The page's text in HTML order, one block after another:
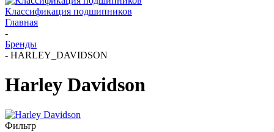
Классификация подшипников
Главная
-
Бренды
- HARLEY_DAVIDSON
Harley Davidson
Фильтр